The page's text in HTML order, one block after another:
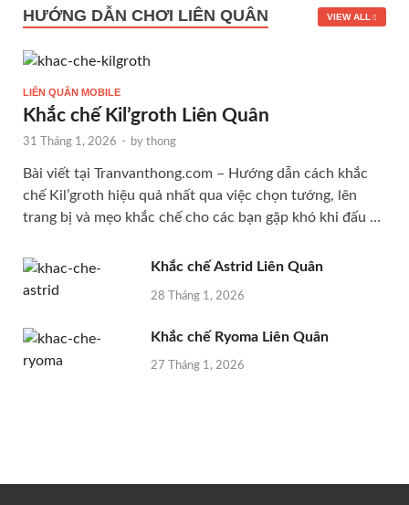
HƯỚNG DẪN CHƠI LIÊN QUÂN VIEW ALL
LIÊN QUÂN MOBILE
Khắc chế Kil’groth Liên Quân
31 Tháng 1, 2026 - by thong
Bài viết tại Tranvanthong.com – Hướng dẫn cách khắc
chế Kil’groth hiệu quả nhất qua việc chọn tướng, lên
trang bị và mẹo khắc chế cho các bạn gặp khó khi đấu …
Khắc chế Astrid Liên Quân
28 Tháng 1, 2026
Khắc chế Ryoma Liên Quân
27 Tháng 1, 2026